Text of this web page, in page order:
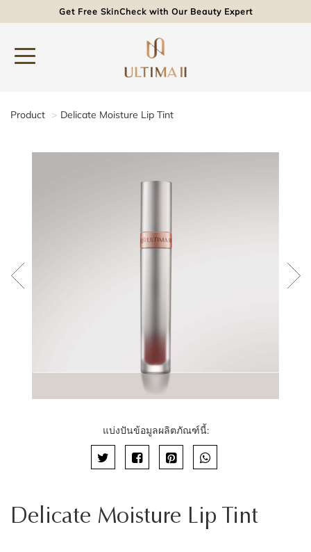
Get Free SkinCheck with Our Beauty Expert
Product Delicate Moisture Lip Tint
แบ่งปันข้อมูลผลิตภัณฑ์นี้:
Delicate Moisture Lip Tint